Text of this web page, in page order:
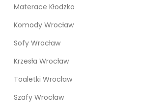
Materace Kłodzko
Komody Wrocław
Sofy Wrocław
Krzesła Wrocław
Toaletki Wrocław
Szafy Wrocław